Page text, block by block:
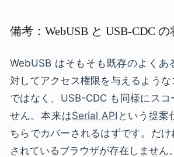
備考：WebUSB と USB-CDC
WebUSB はそもそも既存のよくあ
対してアクセス権限を与えるよう
ではなく、USB-CDC も同様にスコ
せん。本来はSerial API という提案
ちらでカバーされるはずです。だ
されているブラウザが存在しません。